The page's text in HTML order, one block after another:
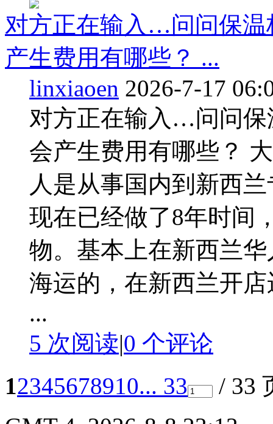
对方正在输入…问问保温
产生费用有哪些？ ...
linxiaoen 2026-7-17
对方正在输入…问问保
会产生费用有哪些？
人是从事国内到新西
现在已经做了8年时间
物。基本上在新西兰
海运的，在新西兰开
...
5 次阅读|0 个评论
12345678910... 33
/ 33